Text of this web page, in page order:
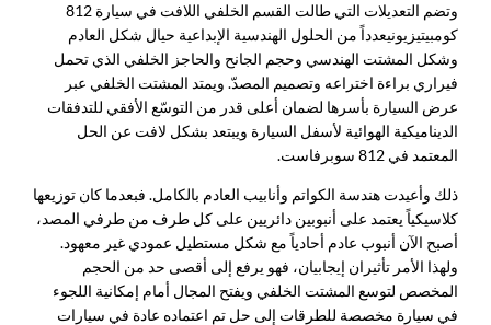
وتضم التعديلات التي طالت القسم الخلفي اللافت في سيارة 812
كومبيتيزيونيعدداً من الحلول الهندسية الإبداعية حيال شكل العادم
وشكل المشتت الهندسي وحجم الجانح والحاجز الخلفي الذي تحمل
فيراري براءة اختراعه وتصميم المصدّ. ويمتد المشتت الخلفي عبر
عرض السيارة بأسرها لضمان أعلى قدر من التوسّع الأفقي للتدفقات
الديناميكية الهوائية لأسفل السيارة ويبتعد بشكل لافت عن الحل
المعتمد في 812 سوبرفاست.
ذلك وأعيدت هندسة الكواتم وأنابيب العادم بالكامل. فبعدما كان توزيعها
كلاسيكياً يعتمد على أنبوبين دائريين على كل طرف من طرفي المصد،
أصبح الآن أنبوب عادم أحادياً مع شكل مستطيل عمودي غير معهود.
ولهذا الأمر تأثيران إيجابيان، فهو يرفع إلى أقصى حد من الحجم
المخصص لتوسع المشتت الخلفي ويفتح المجال أمام إمكانية اللجوء
في سيارة مخصصة للطرقات إلى حل تم اعتماده عادة في سيارات